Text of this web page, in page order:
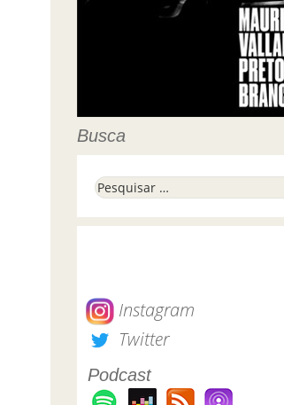
Busca
Pesquisar por:
Instagram
Twitter
Podcast